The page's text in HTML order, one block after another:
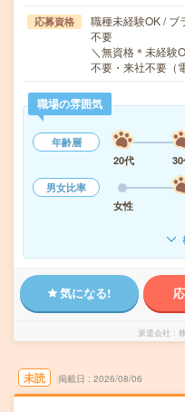
応募資格
職種未経験OK / ブ
不要
＼無資格＊未経
不要・来社不要
職場の雰囲気
年齢層
20代
男女比率
女性
気になる!
派遣会社
未読 掲載日 2026/08/06